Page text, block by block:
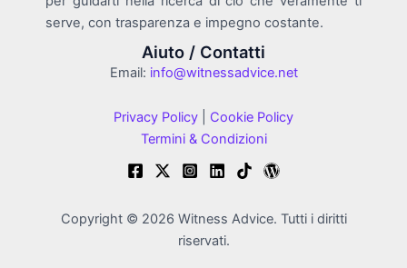
serve, con trasparenza e impegno costante.
Aiuto / Contatti
Email: info@witnessadvice.net
Privacy Policy
Cookie Policy
Termini & Condizioni
Copyright © 2026 Witness Advice. Tutti i diritti
riservati.